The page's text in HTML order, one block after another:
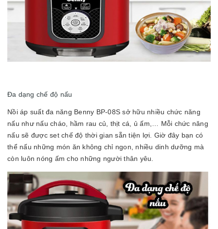
Đa dạng chế độ nấu
Nồi áp suất đa năng Benny BP-08S sở hữu nhiều chức năng
nấu như nấu cháo, hầm rau củ, thịt cá, ủ ấm,… Mỗi chức năng
nấu sẽ được set chế độ thời gian sẵn tiện lợi. Giờ đây bạn có
thể nấu những món ăn không chỉ ngon, nhiều dinh dưỡng mà
còn luôn nóng ấm cho những người thân yêu.